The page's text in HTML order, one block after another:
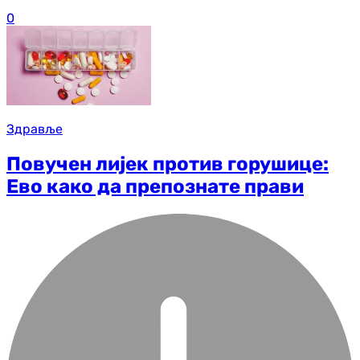
0
Здравље
Повучен лијек против горушице:
Ево како да препознате прави